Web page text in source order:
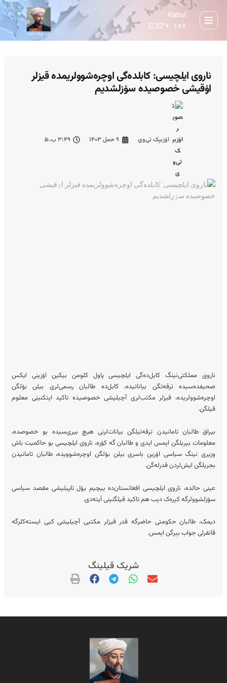
Kabul
+۱۷... +
32° C
ناروی ایلچیسی: کابلده‌گی اوچره‌شوولریمده قیزلر
اۉقیشی خصوصیده سۉزلشدیم
اۉزبېک تی‌وی ۹ حمل ۱۴۰۳ ۳:۴۹ ب.ظ
ناروی مملکتی‌نینگ کابل‌ده‌گی ایلچیسی پاول کلومن بیکین اۉزینی ایکس
صحیفده‌سیده ترقه‌تگن بیاناتیده، کابل‌ده طالبان رسمی‌لری بیلن بۉلگن
اوچره‌شوولریده، قیزلر مکتب‌لری آچیلیشی خصوصیده تاکید اېتکنینی معلوم
قیلگن.
بیراق طالبان تامانیدن ترقه‌تیلگن بیانات‌لرنی هیچ بیری‌سیده بو خصوصده،
معلومات بېریلگن اېمس اېدی و طالبان گه کۉره، ناروی ایلچیسی بو حاکمیت باش
وزیری نینگ سیاسی اۉرین باسری بیلن بۉلگن اوچره‌شوویده، طالبان تامانیدن
بجریلگن ایش‌لردن قدرله‌گن.
عینی حالده، ناروی ایلچیسی افغانستان‌ده ییچیم یۉل تاپیلیشی مقصد سیاسی
سۉزلشوولرگه کېره‌ک دېب هم تاکید قیلگنینی اَیته‌دی.
دیمک، طالبان حکومتی حاضرگه قدر قیزلر مکتبی آچیلیشی کبی ایسته‌کلرگه
قانقرلی جواب بېرگن اېمس.
شریک قیلینگ